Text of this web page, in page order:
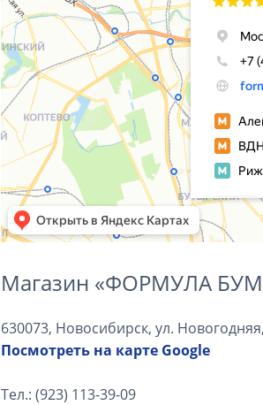
Магазин «ФОРМУЛА
630073, Новосибирск, ул.
Посмотреть на карте Google
Тел.: (923) 113-39-09